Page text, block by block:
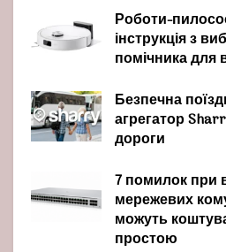
Роботи-
інструкція з
помічника для
Безпечна
агрегатор
дороги
7 помилок при
мережевих
можуть
простою